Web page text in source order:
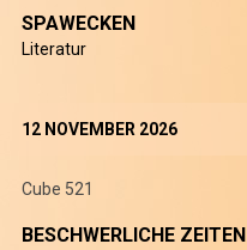
SPAWECKEN
Literatur
12 NOVEMBER 2026
Cube 521
BESCHWERLICHE ZEITEN